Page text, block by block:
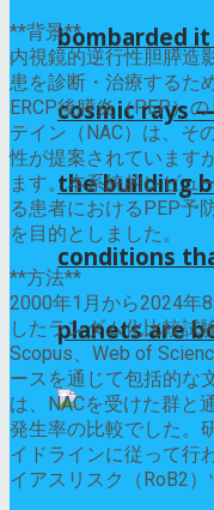
bombarded
cosmic rays
the building
conditions
planets are
**背景**
内視鏡的逆行性胆膵造
患を診断・治療するた
ERCP後膵炎（PEP）
テイン（NAC）は、そ
性が提案されています
ます。本系統的レビュ
る患者におけるPEP予
を目的としました。
**方法**
2000年1月から2024年
したランダム化比較試
Scopus、Web of
ースを通じて包括的な
は、NACを受けた群と
発生率の比較でした。
イドラインに従って行
イアスリスク（RoB2）